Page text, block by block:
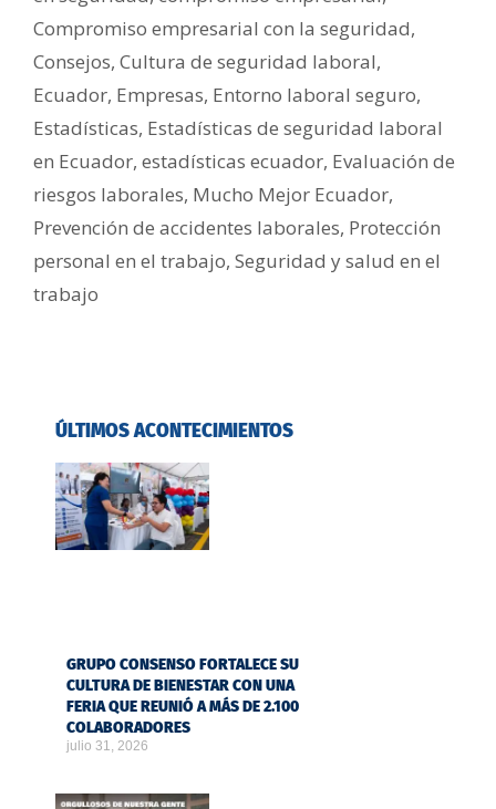
Compromiso empresarial con la seguridad,
Consejos, Cultura de seguridad laboral,
Ecuador, Empresas, Entorno laboral seguro,
Estadísticas, Estadísticas de seguridad laboral
en Ecuador, estadísticas ecuador, Evaluación de
riesgos laborales, Mucho Mejor Ecuador,
Prevención de accidentes laborales, Protección
personal en el trabajo, Seguridad y salud en el
trabajo
ÚLTIMOS ACONTECIMIENTOS
GRUPO CONSENSO FORTALECE SU
CULTURA DE BIENESTAR CON UNA
FERIA QUE REUNIÓ A MÁS DE 2.100
COLABORADORES
julio 31, 2026